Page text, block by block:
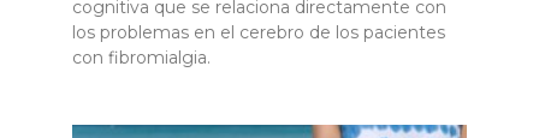
cognitiva que se relaciona directamente con
los problemas en el cerebro de los pacientes
con fibromialgia.